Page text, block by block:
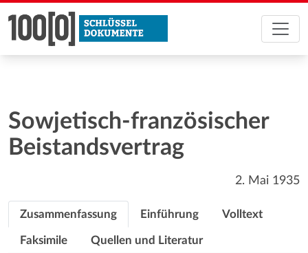
Sowjetisch-französischer
Beistandsvertrag
2. Mai 1935
Zusammenfassung Einführung Volltext
Faksimile Quellen und Literatur